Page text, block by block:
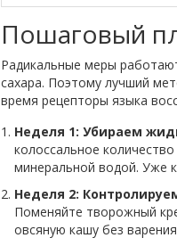
Пошаговый
Радикальные меры
сахара. Поэтому лучший
время рецепторы языка
Неделя 1: Убираем
колоссальное
минеральной водой. Уже
Неделя 2:
Поменяйте творожный
овсяную кашу без